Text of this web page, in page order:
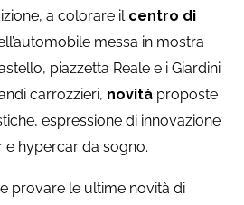
a colorare il centro di
messa in mostra
piazzetta Reale e i Giardini
carrozzieri, novità proposte
espressione di innovazione
hypercar da sogno.
provare le ultime novità di